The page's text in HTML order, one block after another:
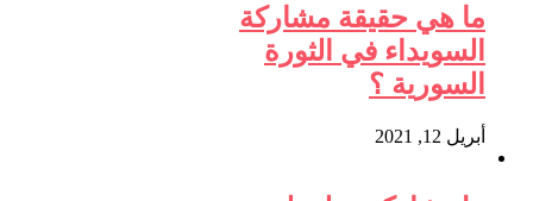
ما هي حقيقة مشاركة
السويداء في الثورة
السورية ؟
أبريل 12, 2021